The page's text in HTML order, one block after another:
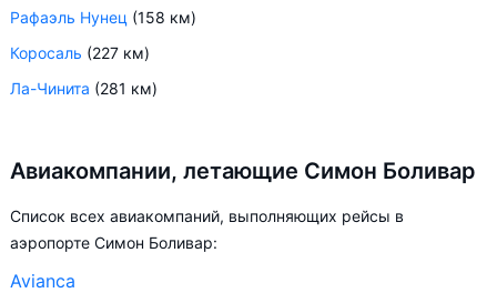
Рафаэль Нунец (158 км)
Коросаль (227 км)
Ла-Чинита (281 км)
Авиакомпании, летающие Симон Боливар
Список всех авиакомпаний, выполняющих рейсы в
аэропорте Симон Боливар:
Avianca